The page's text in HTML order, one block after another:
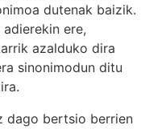
dutenak baizik.
ere,
azalduko dira
sinonimodun ditu
dago bertsio berrien